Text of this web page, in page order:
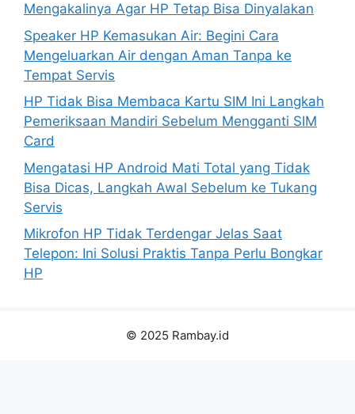
Mengakalinya Agar HP Tetap Bisa Dinyalakan
Speaker HP Kemasukan Air: Begini Cara
Mengeluarkan Air dengan Aman Tanpa ke
Tempat Servis
HP Tidak Bisa Membaca Kartu SIM Ini Langkah
Pemeriksaan Mandiri Sebelum Mengganti SIM
Card
Mengatasi HP Android Mati Total yang Tidak
Bisa Dicas, Langkah Awal Sebelum ke Tukang
Servis
Mikrofon HP Tidak Terdengar Jelas Saat
Telepon: Ini Solusi Praktis Tanpa Perlu Bongkar
HP
© 2025 Rambay.id